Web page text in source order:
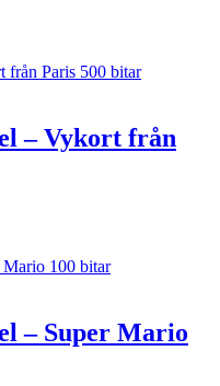
– Vykort från
– Super Mario